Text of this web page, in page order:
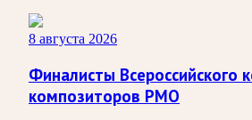
8 августа 2026
Финалисты Всероссийского
композиторов РМО